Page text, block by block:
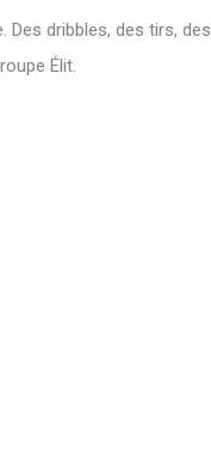
Des dribbles, des tirs, des
Élit.